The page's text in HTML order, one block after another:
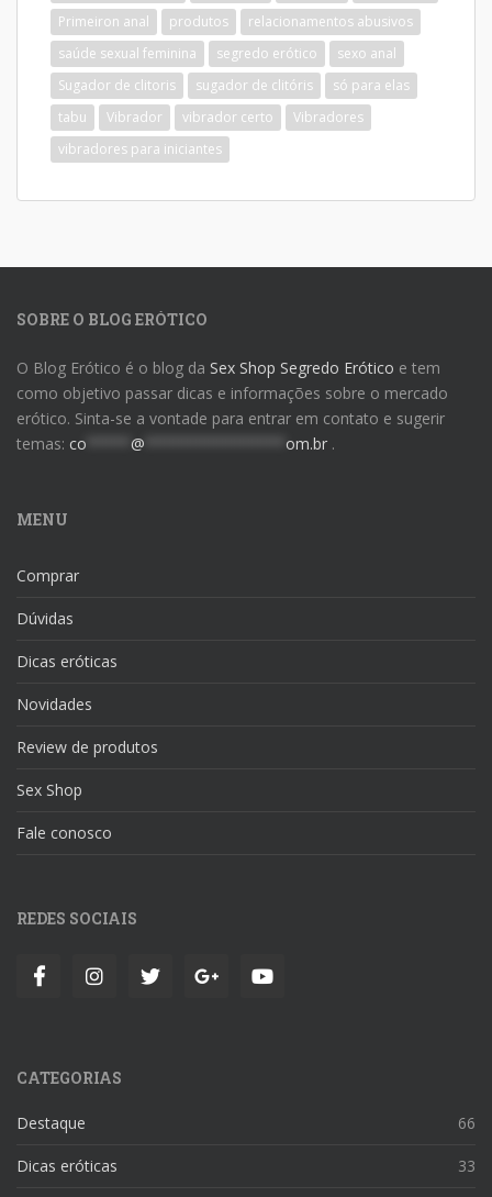
Primeiron anal
produtos
relacionamentos abusivos
saúde sexual feminina
segredo erótico
sexo anal
Sugador de clitoris
sugador de clitóris
só para elas
tabu
Vibrador vibrador certo
Vibradores
vibradores para iniciantes
SOBRE O BLOG ERÓTICO
O Blog Erótico é o blog da Sex Shop Segredo Erótico e tem
como objetivo passar dicas e informações sobre o mercado
erótico. Sinta-se a vontade para entrar em contato e sugerir
temas: co @ om.br .
MENU
Comprar
Dúvidas
Dicas eróticas
Novidades
Review de produtos
Sex Shop
Fale conosco
REDES SOCIAIS
CATEGORIAS
Destaque 66
Dicas eróticas 33